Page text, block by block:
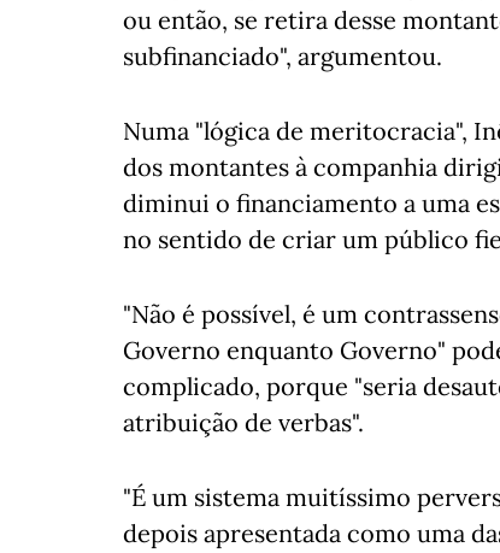
ou então, se retira desse
subfinanciado", argumentou.
Numa "lógica de meritocracia",
dos montantes à companhia
diminui o financiamento a uma
no sentido de criar um público
"Não é possível, é um
Governo enquanto Governo"
complicado, porque "seria
atribuição de verbas".
"É um sistema muitíssimo
depois apresentada como uma